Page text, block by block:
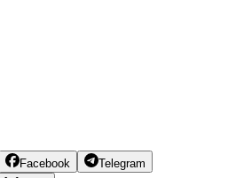
Facebook
Telegram